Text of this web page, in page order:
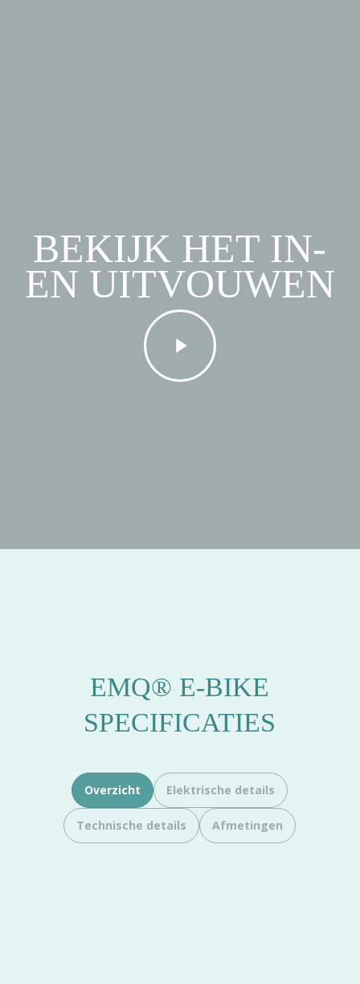
BEKIJK HET IN-
EN UITVOUWEN
Play
Video
EMQ® E-BIKE
SPECIFICATIES
Overzicht Elektrische details
Technische details Afmetingen